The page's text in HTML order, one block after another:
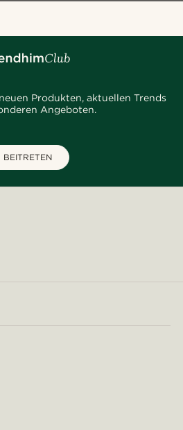
Produkten, aktuellen Trends
Angeboten.
BEITRETEN